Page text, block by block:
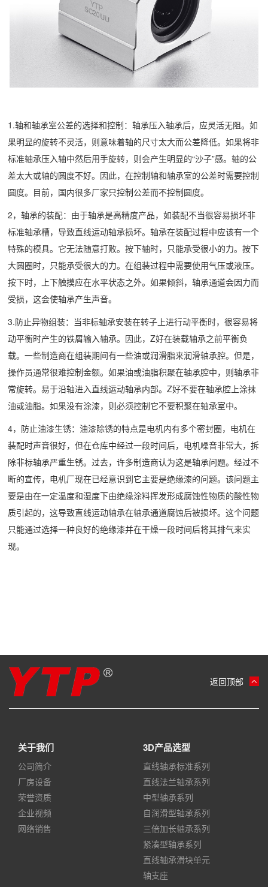
1.轴和轴承室公差的选择和控制：轴承压入轴承后，应灵活无阻。如
果明显的旋转不灵活，则意味着轴的尺寸太大而公差降低。如果将非
标准轴承压入轴中然后用手旋转，则会产生明显的“沙子”感。轴的公
差太大或轴的圆度不好。因此，在控制轴和轴承室的公差时需要控制
圆度。目前，国内很多厂家只控制公差而不控制圆度。
2，轴承的装配：由于轴承是高精度产品，如装配不当很容易损坏非
标准轴承槽，导致直线运动轴承损坏。轴承在装配过程中应该有一个
特殊的模具。它无法随意打败。按下轴时，只能承受很小的力。按下
大圆圈时，只能承受很大的力。在组装过程中需要使用气压或液压。
按下时，上下触摸应在水平状态之外。如果倾斜，轴承通道会因力而
受损，这会使轴承产生声音。
3.防止异物组装：当非标轴承安装在转子上进行动平衡时，很容易将
动平衡时产生的铁屑输入轴承。因此，Z好在装载轴承之前平衡负
载。一些制造商在组装期间有一些油或润滑脂来润滑轴承腔。但是，
操作员通常很难控制金额。如果油或油脂积聚在轴承腔中，则轴承非
常旋转。易于沿轴进入直线运动轴承内部。Z好不要在轴承腔上涂抹
油或油脂。如果没有涂漆，则必须控制它不要积聚在轴承室中。
4，防止油漆生锈：油漆除锈的特点是电机内有多个密封圈，电机在
装配时声音很好，但在仓库中经过一段时间后，电机噪音非常大，拆
除非标轴承严重生锈。过去，许多制造商认为这是轴承问题。经过不
断的宣传，电机厂现在已经意识到它主要是绝缘漆的问题。该问题主
要是由在一定温度和湿度下由绝缘涂料挥发形成腐蚀性物质的酸性物
质引起的，这导致直线运动轴承在轴承通道腐蚀后被损坏。这个问题
只能通过选择一种良好的绝缘漆并在干燥一段时间后将其排气来实
现。
返回顶部
关于我们
公司简介
厂房设备
荣誉资质
企业视频
网络销售
3D产品选型
直线轴承标准系列
直线法兰轴承系列
中型轴承系列
自润滑型轴承系列
三倍加长轴承系列
紧凑型轴承系列
直线轴承滑块单元
轴支座